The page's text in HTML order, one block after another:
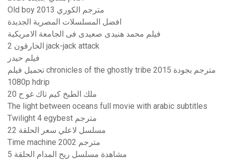
Old boy 2013 مترجم الكوري
افضل المسلسلات المصرية الجديدة
فيلم محمد هنيدى صعيدى فى الجامعة الامريكية
الخارقون 2 jack-jack attack
فيلم حيدر
تحميل فيلم chronicles of the ghostly tribe 2015 مترجم بجودة
1080p hdrip
ملك الطبخ كيم تاك غو ح 20
The light between oceans full movie with arabic subtitles
Twilight 4 egybest مترجم
مسلسل لاعلي سعر الحلقة 22
Time machine 2002 مترجم
مشاهدة مسلسل ريح المدام الحلقة 5